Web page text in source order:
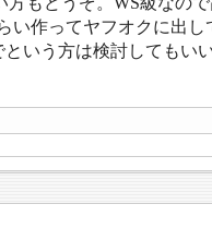
作ってヤフオクに出
いう方は検討してもい